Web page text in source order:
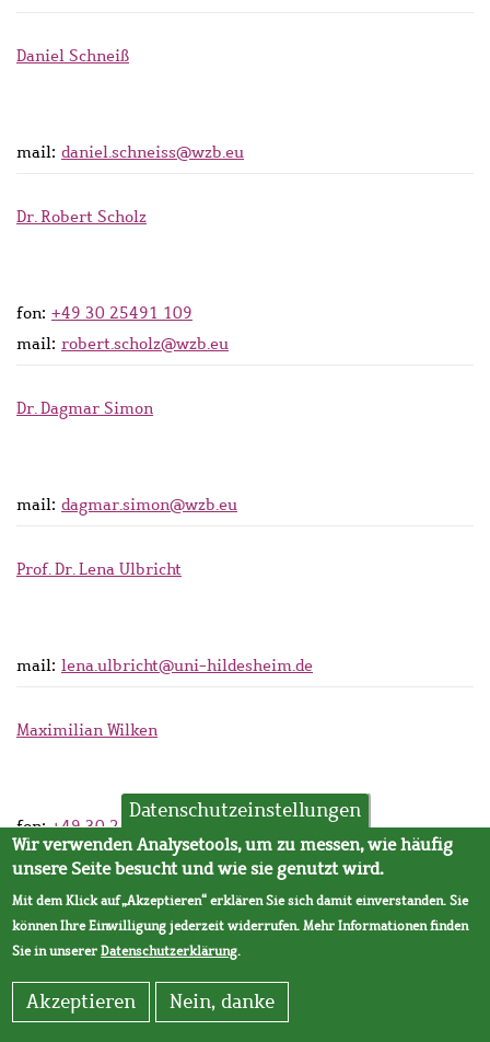
Daniel Schneiß
mail: daniel.schneiss@wzb.eu
Dr. Robert Scholz
fon: +49 30 25491 109
mail: robert.scholz@wzb.eu
Dr. Dagmar Simon
mail: dagmar.simon@wzb.eu
Prof. Dr. Lena Ulbricht
mail: lena.ulbricht@uni-hildesheim.de
Maximilian Wilken
fon: +49 30 25491 364
mail: maximilian.wilken@wzb.eu
Dr. Tobias Wuttke
Datenschutzeinstellungen
Wir verwenden Analysetools, um zu messen, wie häufig
unsere Seite besucht und wie sie genutzt wird.
Mit dem Klick auf „Akzeptieren“ erklären Sie sich damit einverstanden. Sie
können Ihre Einwilligung jederzeit widerrufen. Mehr Informationen finden
Sie in unsererDatenschutzerklärung.
Akzeptieren Nein, danke